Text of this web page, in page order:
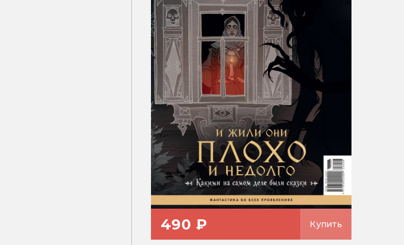
490 ₽ Купить